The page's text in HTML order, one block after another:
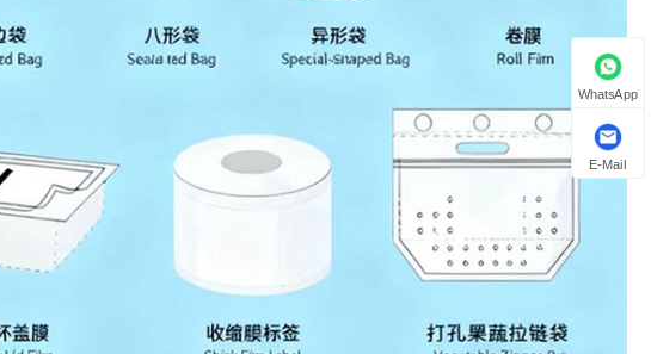
WhatsApp
E-Mail